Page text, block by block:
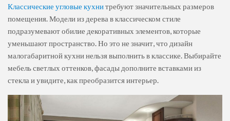
Классические угловые кухнитребуют значительных размеров
помещения. Модели из дерева в классическом стиле
подразумевают обилие декоративных элементов, которые
уменьшают пространство. Но это не значит, что дизайн
малогабаритной кухни нельзя выполнить в классике. Выбирайте
мебель светлых оттенков, фасады дополните вставками из
стекла и увидите, как преобразится интерьер.